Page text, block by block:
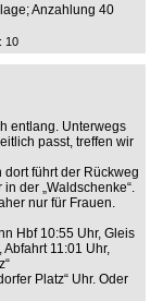
Anzahlung 40
10
entlang. Unterwegs
passt, treffen wir
dort führt der Rückweg
der „Waldschenke“.
nur für Frauen.
Hbf 10:55 Uhr, Gleis
11:01 Uhr,
Platz“ Uhr. Oder